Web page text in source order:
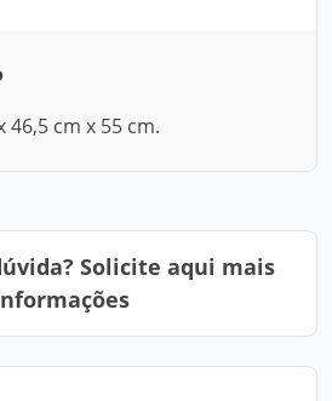
46,5 cm x 55 cm.
Solicite aqui mais